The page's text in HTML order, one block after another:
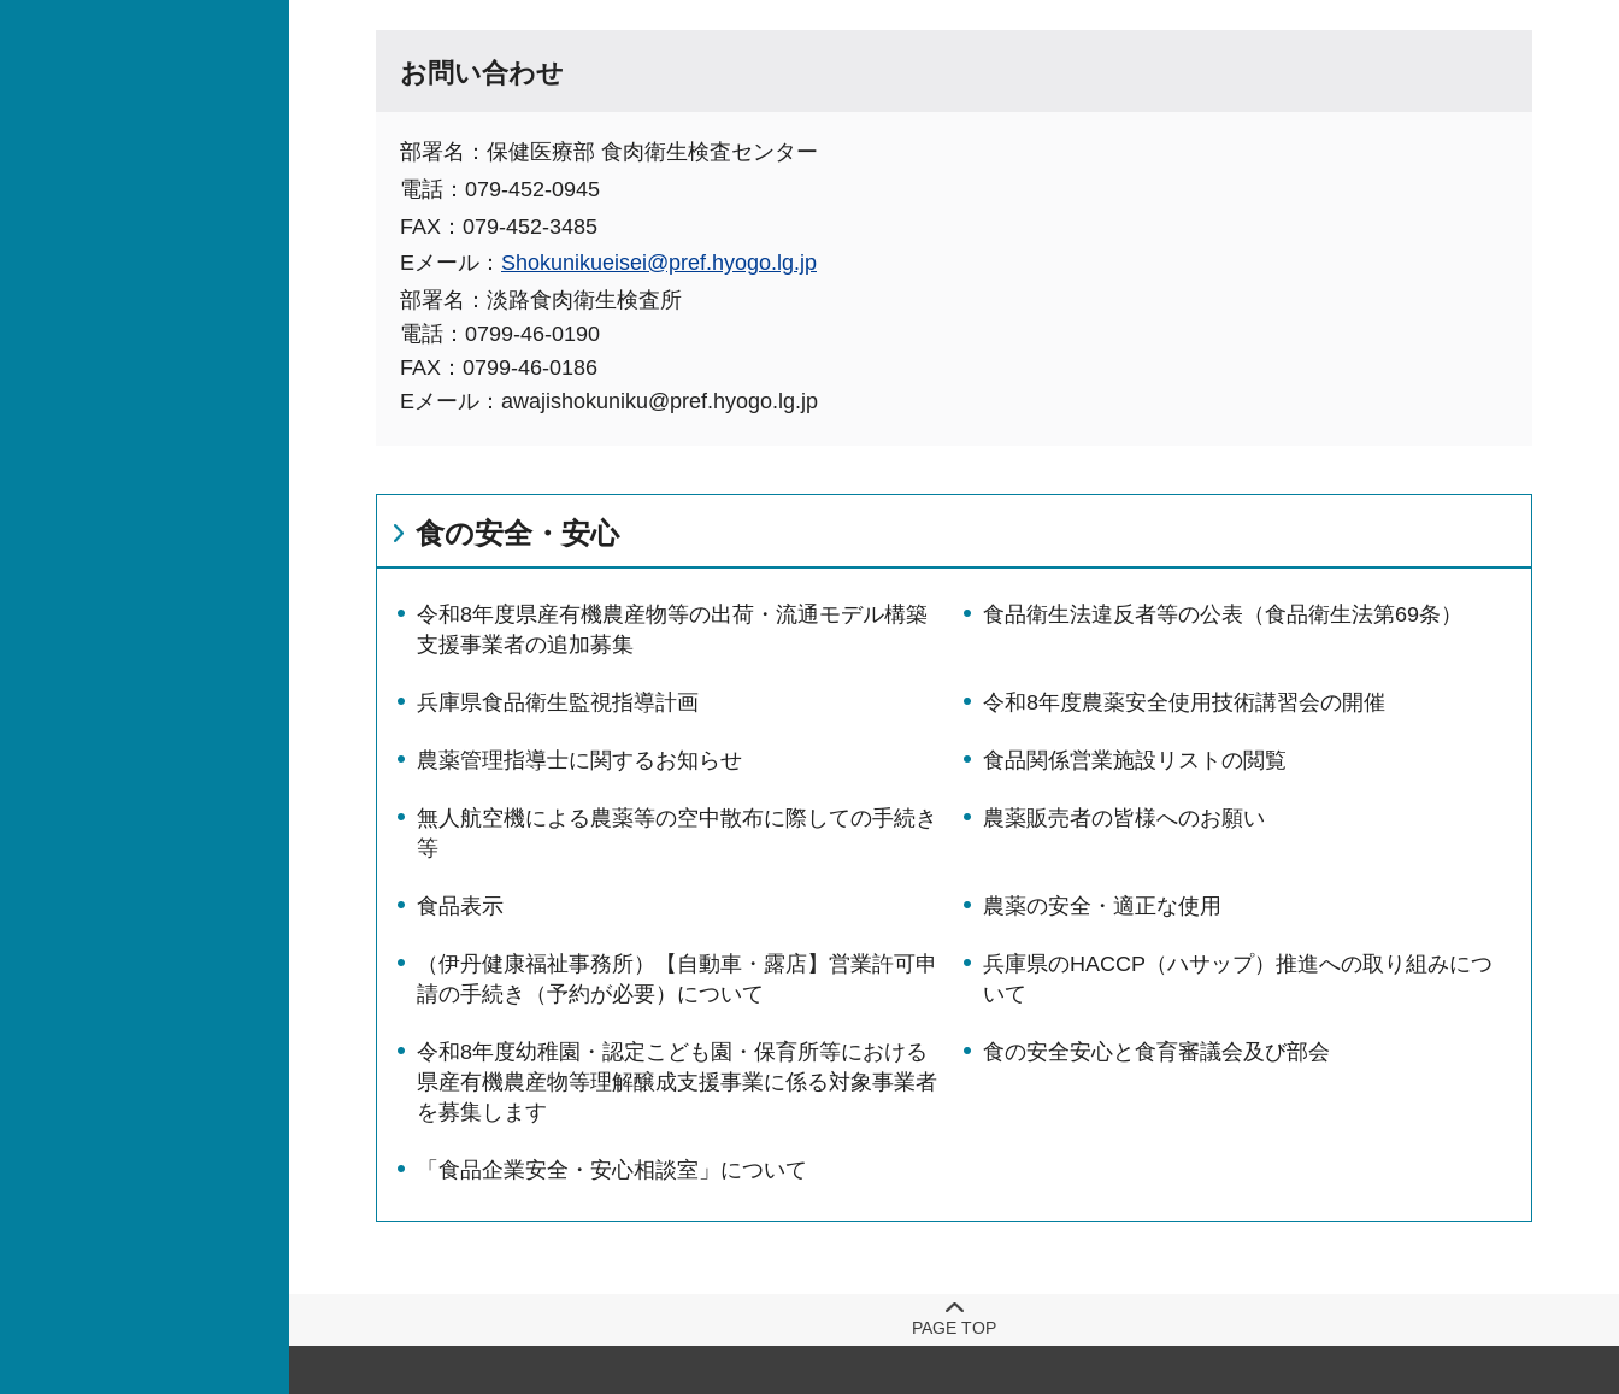
お問い合わせ
部署名：保健医療部 食肉衛生検査センター
電話：079-452-0945
FAX：079-452-3485
Eメール： Shokunikueisei@pref.hyogo.lg.jp
部署名：淡路食肉衛生検査所
電話：0799-46-0190
FAX：0799-46-0186
Eメール：awajishokuniku@pref.hyogo.lg.jp
食の安全・安心
令和8年度県産有機農産物等の出荷・流通モデル構築
支援事業者の追加募集
食品衛生法違反者等の公表（食品衛生法第69条）
兵庫県食品衛生監視指導計画 令和8年度農薬安全使用技術講習会の開催
農薬管理指導士に関するお知らせ 食品関係営業施設リストの閲覧
無人航空機による農薬等の空中散布に際しての手続き
等
農薬販売者の皆様へのお願い
食品表示 農薬の安全・適正な使用
（伊丹健康福祉事務所）【自動車・露店】営業許可申
請の手続き（予約が必要）について
兵庫県のHACCP（ハサップ）推進への取り組みにつ
いて
令和8年度幼稚園・認定こども園・保育所等における
県産有機農産物等理解醸成支援事業に係る対象事業者
を募集します
食の安全安心と食育審議会及び部会
「食品企業安全・安心相談室」について
PAGE TOP